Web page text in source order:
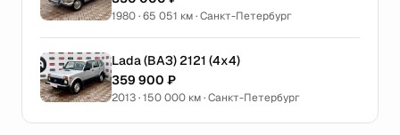
1980 · 65 051 км · Санкт-Петербург
Lada (ВАЗ) 2121 (4x4)
359 900 ₽
2013 · 150 000 км · Санкт-Петербург